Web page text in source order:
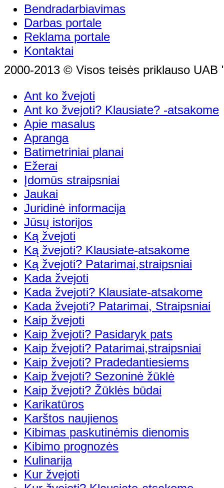
Bendradarbiavimas
Darbas portale
Reklama portale
Kontaktai
2000-2013 © Visos teisės priklauso UAB
Ant ko žvejoti
Ant ko žvejoti? Klausiate? -atsakome
Apie masalus
Apranga
Batimetriniai planai
Ežerai
Įdomūs straipsniai
Jaukai
Juridinė informacija
Jūsų istorijos
Ką žvejoti
Ką žvejoti? Klausiate-atsakome
Ką žvejoti? Patarimai,straipsniai
Kada žvejoti
Kada žvejoti? Klausiate-atsakome
Kada žvejoti? Patarimai, Straipsniai
Kaip žvejoti
Kaip žvejoti? Pasidaryk pats
Kaip žvejoti? Patarimai,straipsniai
Kaip žvejoti? Pradedantiesiems
Kaip žvejoti? Sezoninė žūklė
Kaip žvejoti? Žūklės būdai
Karikatūros
Karštos naujienos
Kibimas paskutinėmis dienomis
Kibimo prognozės
Kulinarija
Kur žvejoti